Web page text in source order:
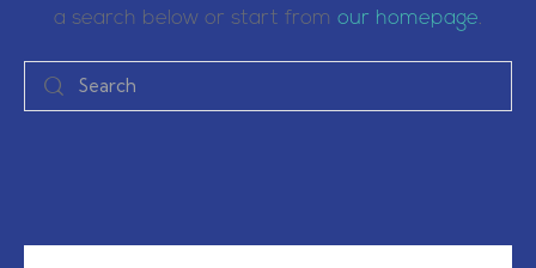
a search below or start from our homepage.